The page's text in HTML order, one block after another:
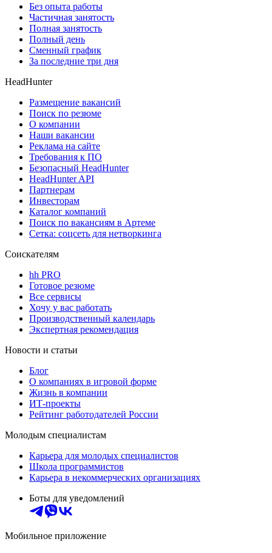
Без опыта работы
Частичная занятость
Полная занятость
Полный день
Сменный график
За последние три дня
HeadHunter
Размещение вакансий
Поиск по резюме
О компании
Наши вакансии
Реклама на сайте
Требования к ПО
Безопасный HeadHunter
HeadHunter API
Партнерам
Инвесторам
Каталог компаний
Поиск по вакансиям в Артеме
Сетка: соцсеть для нетворкинга
Соискателям
hh PRO
Готовое резюме
Все сервисы
Хочу у вас работать
Производственный календарь
Экспертная рекомендация
Новости и статьи
Блог
О компаниях в игровой форме
Жизнь в компании
ИТ-проекты
Рейтинг работодателей России
Молодым специалистам
Карьера для молодых специалистов
Школа программистов
Карьера в некоммерческих организациях
Боты для уведомлений
Мобильное приложение